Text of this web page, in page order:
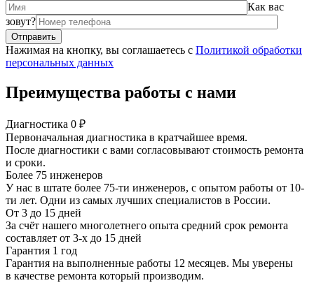
Как вас
зовут?
Нажимая на кнопку, вы соглашаетесь с Политикой обработки
персональных данных
Преимущества работы с нами
Диагностика 0 ₽
Первоначальная диагностика в кратчайшее время.
После диагностики с вами согласовывают стоимость ремонта
и сроки.
Более 75 инженеров
У нас в штате более 75-ти инженеров, с опытом работы от 10-
ти лет. Одни из самых лучших специалистов в России.
От 3 до 15 дней
За счёт нашего многолетнего опыта средний срок ремонта
составляет от 3-х до 15 дней
Гарантия 1 год
Гарантия на выполненные работы 12 месяцев. Мы уверены
в качестве ремонта который производим.